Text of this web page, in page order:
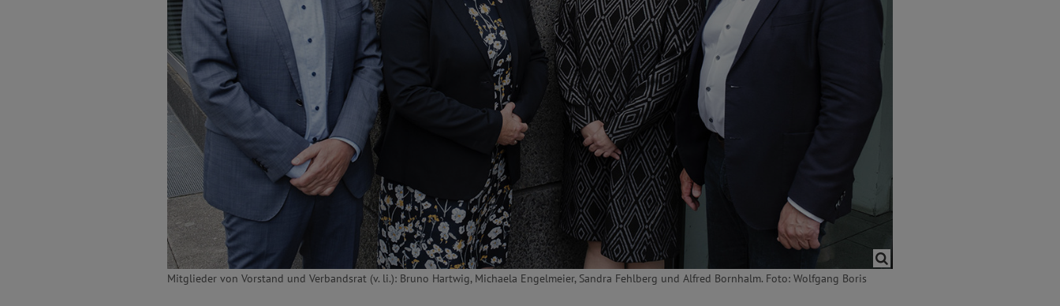
Mitglieder von Vorstand und Verbandsrat (v. li.): Bruno Hartwig, Michaela Engelmeier, Sandra Fehlberg und Alfred Bornhalm. Foto: Wolfgang Boris